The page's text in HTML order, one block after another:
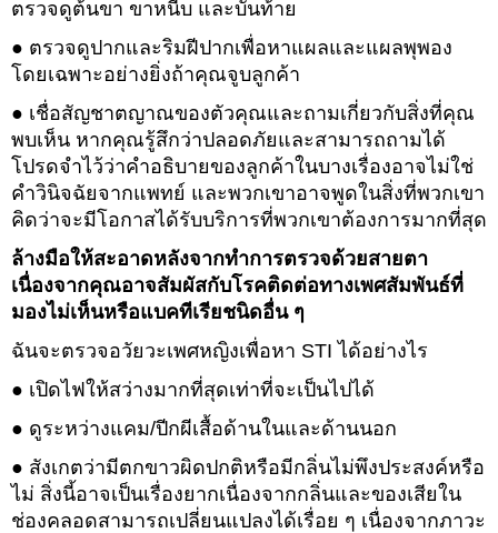
ตรวจดูต้นขา ขาหนีบ และบั้นท้าย
● ตรวจดูปากและริมฝีปากเพื่อหาแผลและแผลพุพอง
โดยเฉพาะอย่างยิ่งถ้าคุณจูบลูกค้า
● เชื่อสัญชาตญาณของตัวคุณและถามเกี่ยวกับสิ่งที่คุณ
พบเห็น หากคุณรู้สึกว่าปลอดภัยและสามารถถามได้
โปรดจำไว้ว่าคำอธิบายของลูกค้าในบางเรื่องอาจไม่ใช่
คำวินิจฉัยจากแพทย์ และพวกเขาอาจพูดในสิ่งที่พวกเขา
คิดว่าจะมีโอกาสได้รับบริการที่พวกเขาต้องการมากที่สุด
ล้างมือให้สะอาดหลังจากทำการตรวจด้วยสายตา
เนื่องจากคุณอาจสัมผัสกับโรคติดต่อทางเพศสัมพันธ์ที่
มองไม่เห็นหรือแบคทีเรียชนิดอื่น ๆ
ฉันจะตรวจอวัยวะเพศหญิงเพื่อหา STI ได้อย่างไร
● เปิดไฟให้สว่างมากที่สุดเท่าที่จะเป็นไปได้
● ดูระหว่างแคม/ปีกผีเสื้อด้านในและด้านนอก
● สังเกตว่ามีตกขาวผิดปกติหรือมีกลิ่นไม่พึงประสงค์หรือ
ไม่ สิ่งนี้อาจเป็นเรื่องยากเนื่องจากกลิ่นและของเสียใน
ช่องคลอดสามารถเปลี่ยนแปลงได้เรื่อย ๆ เนื่องจากภาวะ